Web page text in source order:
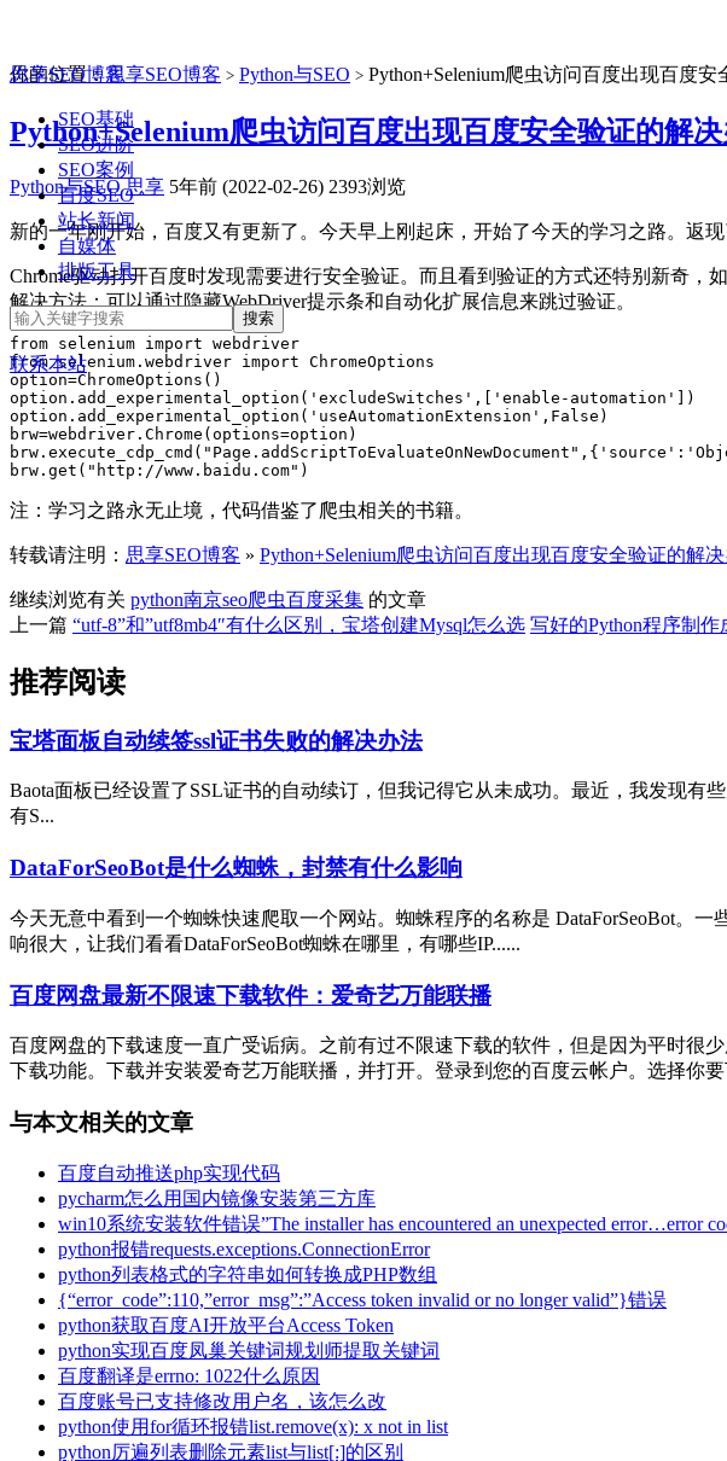
思享SEO博客
SEO基础
SEO进阶
SEO案例
百度SEO
站长新闻
自媒体
排版工具
联系本站
你的位置：思享SEO博客 > Python与SEO > Python+Selenium爬虫访问百度出现百度
Python+Selenium爬虫访问百度出现百度安全验证的解
Python与SEO 思享 5年前 (2022-02-26) 2393浏览
新的一年刚开始，百度又有更新了。今天早上刚起床，开始了今天的学习之路。返
Chrome驱动打开百度时发现需要进行安全验证。而且看到验证的方式还特别新奇，
解决方法：可以通过隐藏WebDriver提示条和自动化扩展信息来跳过验证。
from selenium import webdriver
from selenium.webdriver import ChromeOptions
option=ChromeOptions()
option.add_experimental_option('excludeSwitches',['enable-automation'])
option.add_experimental_option('useAutomationExtension',False)
brw=webdriver.Chrome(options=option)
brw.get("http://www.baidu.com")
注：学习之路永无止境，代码借鉴了爬虫相关的书籍。
转载请注明： 思享SEO博客 » Python+Selenium爬虫访问百度出现百度安全验证的解
继续浏览有关 python南京seo爬虫百度采集 的文章
上一篇 “utf-8”和”utf8mb4″有什么区别，宝塔创建Mysql怎么选 写好的Python程序制作
推荐阅读
宝塔面板自动续签ssl证书失败的解决办法
Baota面板已经设置了SSL证书的自动续订，但我记得它从未成功。最近，我发现
有S...
DataForSeoBot是什么蜘蛛，封禁有什么影响
今天无意中看到一个蜘蛛快速爬取一个网站。蜘蛛程序的名称是 DataForSeoBot。
响很大，让我们看看DataForSeoBot蜘蛛在哪里，有哪些IP......
百度网盘最新不限速下载软件：爱奇艺万能联播
百度网盘的下载速度一直广受诟病。之前有过不限速下载的软件，但是因为平时很
下载功能。下载并安装爱奇艺万能联播，并打开。登录到您的百度云帐户。选择你要
与本文相关的文章
百度自动推送php实现代码
pycharm怎么用国内镜像安装第三方库
win10系统安装软件错误”The installer has encountered an unexpected error…error
python报错requests.exceptions.ConnectionError
python列表格式的字符串如何转换成PHP数组
{“error_code”:110,”error_msg”:”Access token invalid or no longer valid”}错误
python获取百度AI开放平台Access Token
python实现百度凤巢关键词规划师提取关键词
百度翻译是errno: 1022什么原因
百度账号已支持修改用户名，该怎么改
python使用for循环报错list.remove(x): x not in list
python厉遍列表删除元素list与list[:]的区别